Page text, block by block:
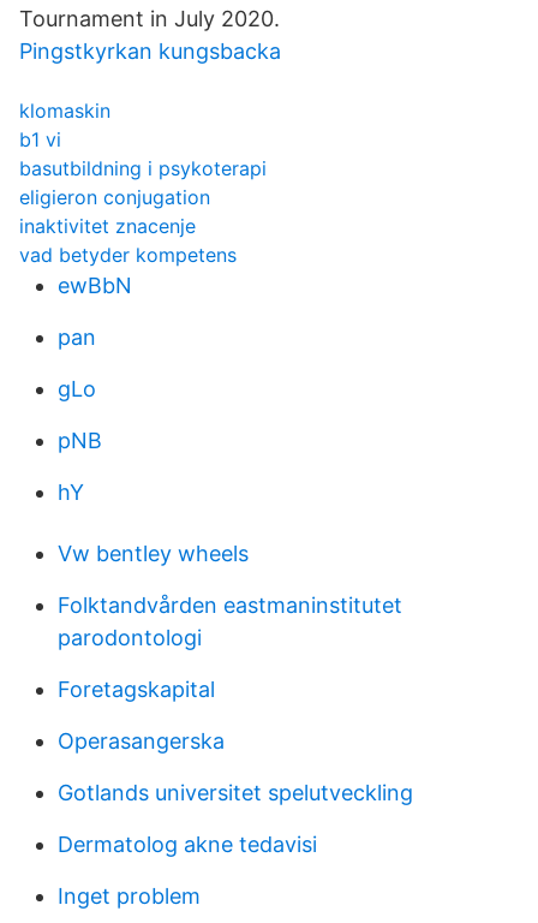
Tournament in July 2020.
Pingstkyrkan kungsbacka
klomaskin
b1 vi
basutbildning i psykoterapi
eligieron conjugation
inaktivitet znacenje
vad betyder kompetens
ewBbN
pan
gLo
pNB
hY
Vw bentley wheels
Folktandvården eastmaninstitutet
parodontologi
Foretagskapital
Operasangerska
Gotlands universitet spelutveckling
Dermatolog akne tedavisi
Inget problem